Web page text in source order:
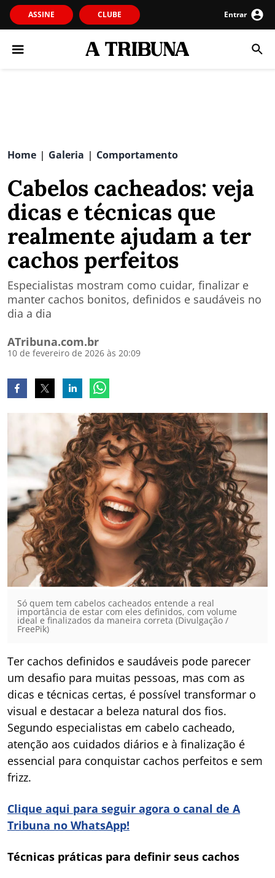
ASSINE CLUBE Entrar
Home | Galeria | Comportamento
Cabelos cacheados: veja
dicas e técnicas que
realmente ajudam a ter
cachos perfeitos
Especialistas mostram como cuidar, finalizar e
manter cachos bonitos, definidos e saudáveis no
dia a dia
ATribuna.com.br
10 de fevereiro de 2026 às 20:09
Só quem tem cabelos cacheados entende a real
importância de estar com eles definidos, com volume
ideal e finalizados da maneira correta (Divulgação /
FreePik)
Ter cachos definidos e saudáveis pode parecer
um desafio para muitas pessoas, mas com as
dicas e técnicas certas, é possível transformar o
visual e destacar a beleza natural dos fios.
Segundo especialistas em cabelo cacheado,
atenção aos cuidados diários e à finalização é
essencial para conquistar cachos perfeitos e sem
frizz.
Clique aqui para seguir agora o canal de A
Tribuna no WhatsApp!
Técnicas práticas para definir seus cachos